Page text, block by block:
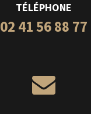
TÉLÉPHONE
02 41 56 88 77
